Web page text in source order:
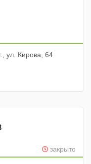
ул. Кирова, 64
закрыто